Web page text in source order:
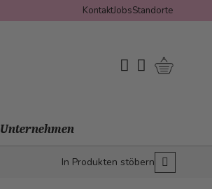
KontaktJobsStandorte
My Wishlist
Mein Konto
Unternehmen
In Produkten stöbern